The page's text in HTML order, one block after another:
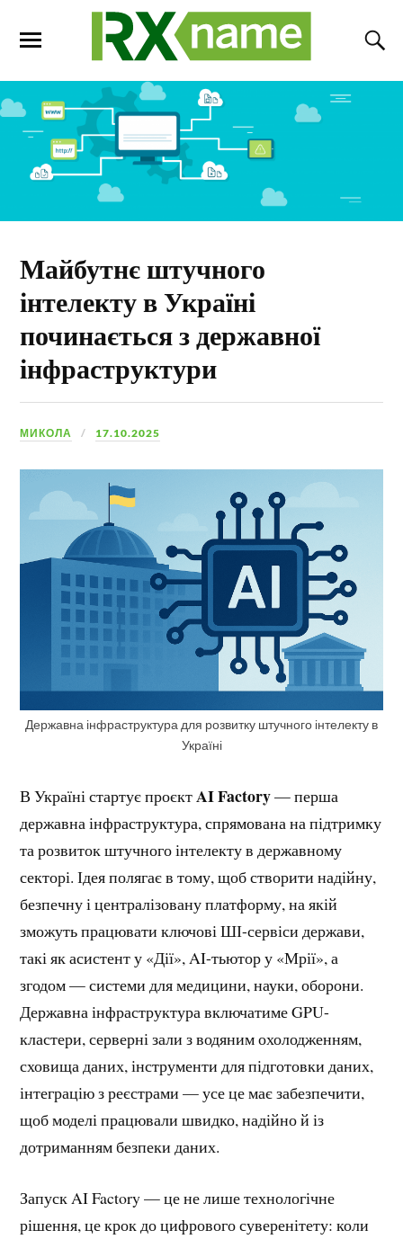
Майбутнє штучного
інтелекту в Україні
починається з державної
інфраструктури
МИКОЛА 17.10.2025
Державна інфраструктура для розвитку штучного інтелекту в
Україні
В Україні стартує проєктAI Factory— перша
державна інфраструктура, спрямована на підтримку
та розвиток штучного інтелекту в державному
секторі. Ідея полягає в тому, щоб створити надійну,
безпечну і централізовану платформу, на якій
зможуть працювати ключові ШІ-сервіси держави,
такі як асистент у «Дії», AI-тьютор у «Мрії», а
згодом — системи для медицини, науки, оборони.
Державна інфраструктура включатиме GPU-
кластери, серверні зали з водяним охолодженням,
сховища даних, інструменти для підготовки даних,
інтеграцію з реєстрами — усе це має забезпечити,
щоб моделі працювали швидко, надійно й із
дотриманням безпеки даних.
Запуск AI Factory — це не лише технологічне
рішення, це крок до цифрового суверенітету: коли